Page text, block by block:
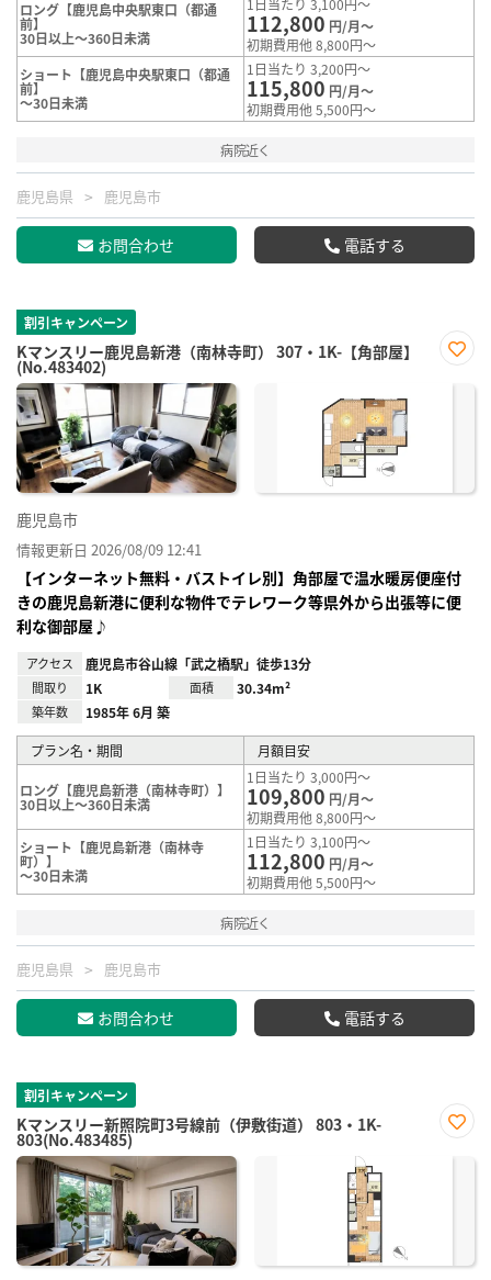
ロング【鹿児島中央駅東口（都通
前】
30日以上～360日未満
1日当たり 3,100円～
112,800 円/月～
初期費用他 8,800円～
ショート【鹿児島中央駅東口（都通
前】
～30日未満
1日当たり 3,200円～
115,800 円/月～
初期費用他 5,500円～
病院近く
鹿児島県 鹿児島市
お問合わせ 電話する
割引キャンペーン
Kマンスリー鹿児島新港（南林寺町） 307・1K-【角部屋】
(No.483402)
に入
鹿児島市
情報更新日 2026/08/09 12:41
【インターネット無料・バストイレ別】角部屋で温水暖房便座付
きの鹿児島新港に便利な物件でテレワーク等県外から出張等に便
利な御部屋♪
アクセス 鹿児島市谷山線「武之橋駅」徒歩13分
間取り 1K 面積 30.34m²
築年数 1985年 6月 築
プラン名・期間 月額目安
ロング【鹿児島新港（南林寺町）】
30日以上～360日未満
1日当たり 3,000円～
109,800 円/月～
初期費用他 8,800円～
ショート【鹿児島新港（南林寺
町）】
～30日未満
1日当たり 3,100円～
112,800 円/月～
初期費用他 5,500円～
病院近く
鹿児島県 鹿児島市
お問合わせ 電話する
割引キャンペーン
Kマンスリー新照院町3号線前（伊敷街道） 803・1K-
803(No.483485)
に入